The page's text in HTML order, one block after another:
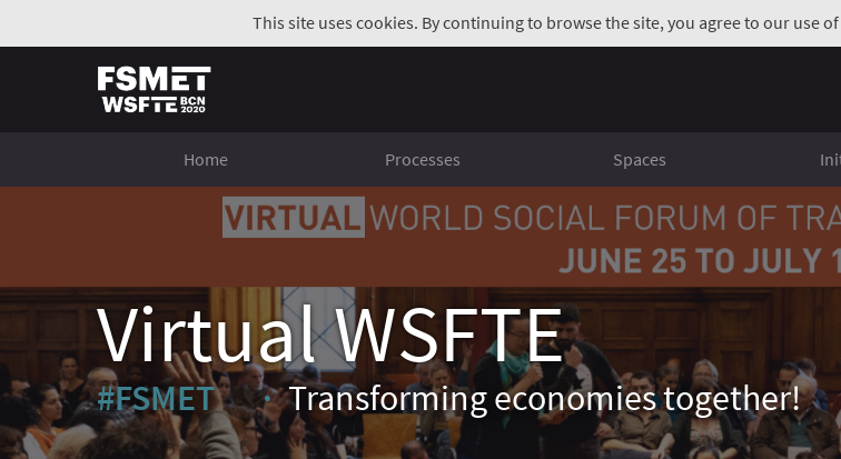
This site uses cookies. By continuing to browse the site, you agree to our use
Home Processes Spaces
Virtual WSFTE
#FSMET
(External link)
Transforming economies together!